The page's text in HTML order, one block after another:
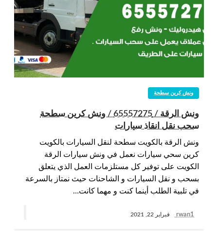
ونش كرين سطحة
ونش الرقة / 65557275 / ونش كرين سطحة
سحب نقل انقاذ سيارات
ونش الرقة بالكويت سطحة لنقل السيارات بالكويت
كرين سحي سيارات نعمل في ونش سيارات الرقة
الكويت على توفير كل مستلزمات العمل الذي يتعلق
بسحب و نقل السيارات و الشاحنات حيث نمتاز بالسرعة
في تلبية الطلب أينما كنت و مهما كانت…
rwan1 فبراير 22, 2021